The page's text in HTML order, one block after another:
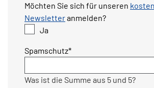
Möchten Sie sich für unseren
Newsletteranmelden?
Ja
Pflichtfeld
Spamschutz*
Was ist die Summe aus 5 und 5?